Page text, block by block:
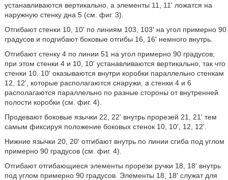
устанавливаются вертикально, а элементы 11, 11' ложатся на
наружную стенку дна 5 (см. фиг. 3).
Отгибают стенки 10, 10' по линиям 103, 103' на угол примерно 90
градусов и подгибают боковые отгибы 16, 16' немного внутрь.
Отгибают стенку 4 по линии 51 на угол примерно 90 градусов;
при этом стенки 4 и 10, 10' устанавливаются вертикально, так что
стенки 10, 10' оказываются внутри коробки параллельно стенкам
12, 12', которые располагаются снаружи, а стенки 4 и 6
располагаются параллельно по разные стороны от внутренней
полости коробки (см. фиг. 4).
Продевают боковые язычки 22, 22' внутрь прорезей 21, 21' тем
самым фиксируя положение боковых стенок 10, 10', 12, 12'.
Нижние язычки 20, 20' отгибают внутрь по линии сгиба под углом
примерно 90 градусов (см. фиг. 4).
Отгибают отгибающиеся элементы прорези ручки 18, 18' внутрь
под углом примерно 90 градусов. Элементы 18, 18' служат для